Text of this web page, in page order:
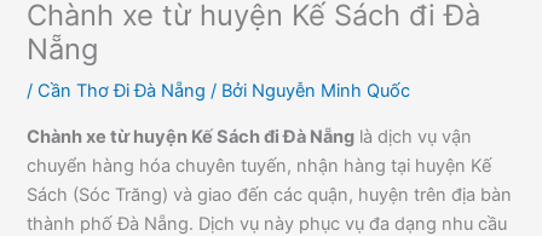
Chành xe từ huyện Kế Sách đi Đà
Nẵng
/ Cần Thơ Đi Đà Nẵng / Bởi Nguyễn Minh Quốc
Chành xe từ huyện Kế Sách đi Đà Nẵng là dịch vụ vận
chuyển hàng hóa chuyên tuyến, nhận hàng tại huyện Kế
Sách (Sóc Trăng) và giao đến các quận, huyện trên địa bàn
thành phố Đà Nẵng. Dịch vụ này phục vụ đa dạng nhu cầu